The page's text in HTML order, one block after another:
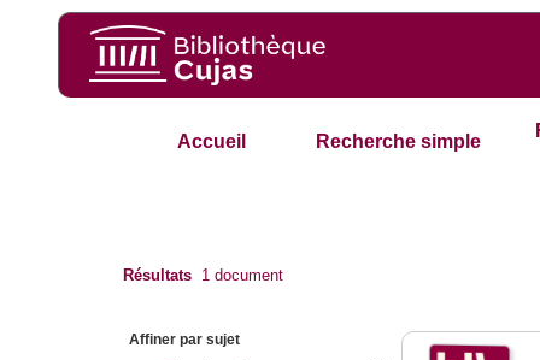
Accueil Recherche simple
Résultats 1 document
Affiner par sujet